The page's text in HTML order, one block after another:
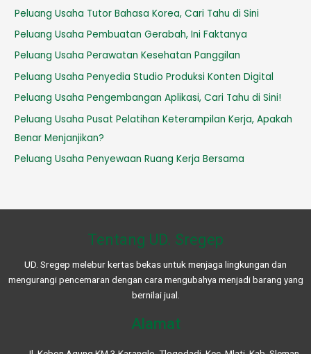
Peluang Usaha Tutor Bahasa Korea, Cari Tahu di Sini
Peluang Usaha Pembuatan Gerabah, Ini Faktanya
Peluang Usaha Perawatan Kesehatan Panggilan
Peluang Usaha Penyedia Studio Produksi Konten Digital
Peluang Usaha Pengembangan Aplikasi, Cari Tahu di Sini!
Peluang Usaha Pusat Pelatihan Keterampilan Kerja, Apakah
Benar Menjanjikan?
Peluang Usaha Penyewaan Ruang Kerja Bersama
Tentang UD. Sregep
UD. Sregep melebur kertas bekas untuk menjaga lingkungan dan
mengurangi pencemaran dengan cara mengubahya menjadi barang yang
bernilai jual.
Alamat